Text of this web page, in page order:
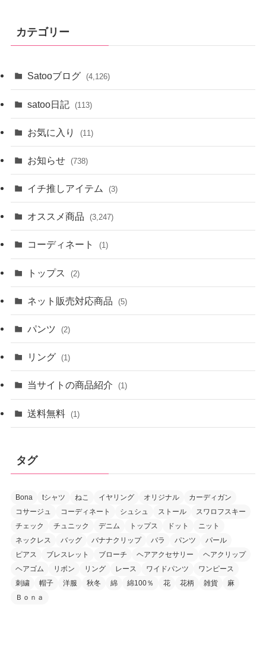
ブ
カテゴリー
Satooブログ (4,126)
satoo日記 (113)
お気に入り (11)
お知らせ (738)
イチ推しアイテム (3)
オススメ商品 (3,247)
コーディネート (1)
トップス (2)
ネット販売対応商品 (5)
パンツ (2)
リング (1)
当サイトの商品紹介 (1)
送料無料 (1)
タグ
Bona tシャツ ねこ イヤリング オリジナル
カーディガン
コサージュ
コーディネート シュシュ ストール
スワロフスキー
チェック
チュニック デニム トップス ドット
ニット
ネックレス
バッグ バナナクリップ バラ パンツ
パール
ピアス
ブレスレット ブローチ ヘアアクセサリー
ヘアクリップ
ヘアゴム
リボン リング レース ワイドパンツ
ワンピース
刺繍
帽子 洋服 秋冬 綿 綿100％ 花 花柄 雑貨
麻
Ｂｏｎａ